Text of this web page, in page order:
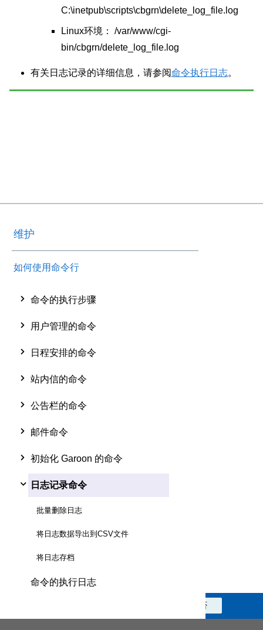
C:\inetpub\scripts\cbgrn\delete_log_file.log
Linux环境： /var/www/cgi-
bin/cbgrn/delete_log_file.log
有关日志记录的详细信息，请参阅命令执行日志。
维护
如何使用命令行
命令的执行步骤
用户管理的命令
日程安排的命令
站内信的命令
公告栏的命令
邮件命令
初始化 Garoon 的命令
日志记录命令
批量删除日志
将日志数据导出到CSV文件
将日志存档
命令的执行日志
否